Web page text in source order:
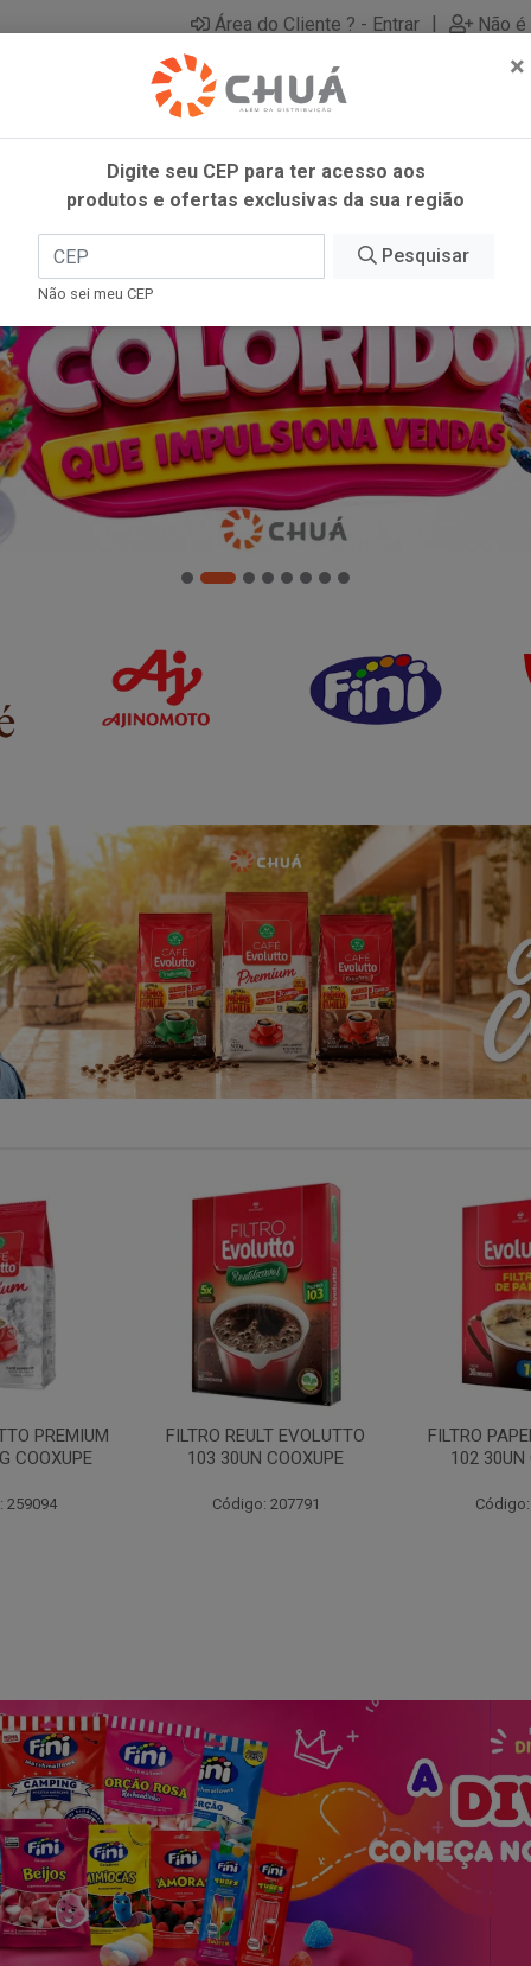
Área do Cliente ? - Entrar | Não
EVOLUTTO
207791
FILTRO PAPEL EVOLUTTO
102 30UN COOXUPE
Código: 259097
FILTRO
103 30UN
×
Digite seu CEP para ter acesso aos
produtos e ofertas exclusivas da sua região
Pesquisar
Não sei meu CEP